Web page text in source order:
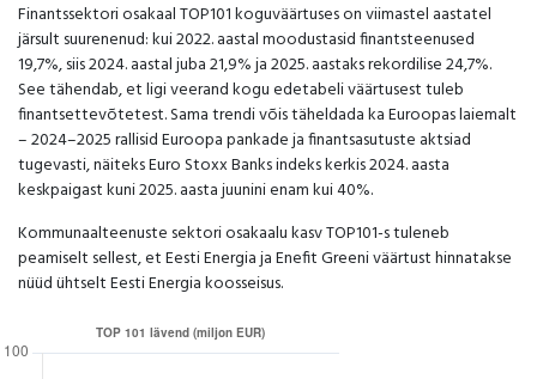
Finantssektori osakaal TOP101 koguväärtuses on viimastel aastatel
järsult suurenenud: kui 2022. aastal moodustasid finantsteenused
19,7%, siis 2024. aastal juba 21,9% ja 2025. aastaks rekordilise 24,7%.
See tähendab, et ligi veerand kogu edetabeli väärtusest tuleb
finantsettevõtetest. Sama trendi võis täheldada ka Euroopas laiemalt
– 2024–2025 rallisid Euroopa pankade ja finantsasutuste aktsiad
tugevasti, näiteks Euro Stoxx Banks indeks kerkis 2024. aasta
keskpaigast kuni 2025. aasta juunini enam kui 40%.
Kommunaalteenuste sektori osakaalu kasv TOP101-s tuleneb
peamiselt sellest, et Eesti Energia ja Enefit Greeni väärtust hinnatakse
nüüd ühtselt Eesti Energia koosseisus.